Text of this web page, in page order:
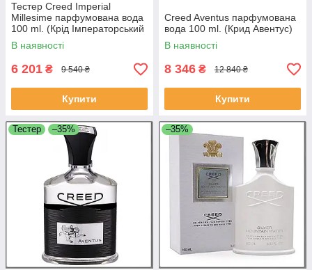
Тестер Creed Imperial
Millesime парфумована вода
100 ml. (Крід Імператорський
Міллезем)
В наявності
6 201 ₴ 9 540 ₴
Купити
Creed Aventus парфумована
вода 100 ml. (Крид Авентус)
В наявності
8 346 ₴ 12 840 ₴
Купити
Тестер –35% –35%